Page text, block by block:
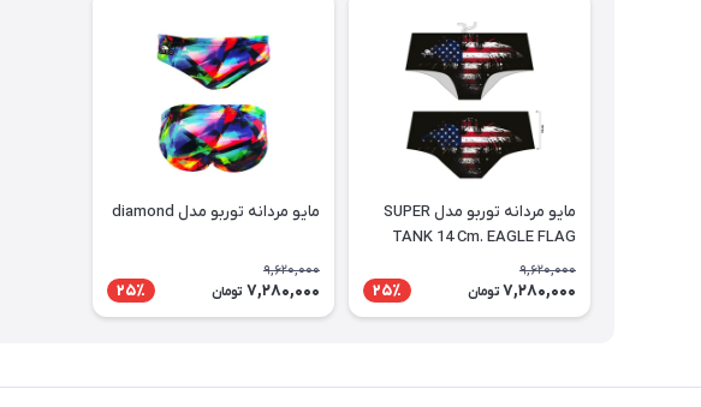
مايو مردانه توربو مدل SUPER
TANK 14 Cm. EAGLE FLAG
9,620,000
7,280,000 تومان 25٪
مايو مردانه توربو مدل diamond
9,620,000
7,280,000 تومان 25٪